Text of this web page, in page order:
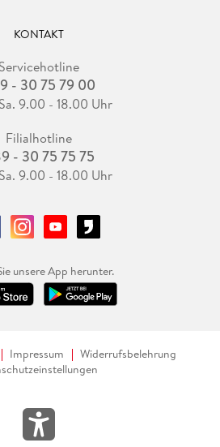
KONTAKT
Servicehotline
- 30 75 79 00
9.00 - 18.00 Uhr
Filialhotline
- 30 75 75 75
9.00 - 18.00 Uhr
unsere App herunter.
Impressum
Widerrufsbelehrung